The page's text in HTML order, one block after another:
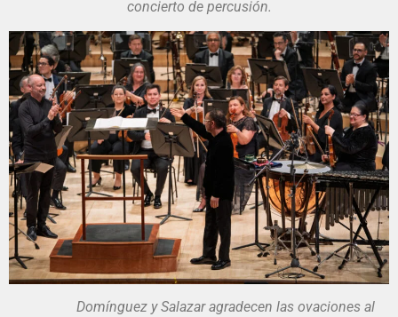
concierto de percusión.
Domínguez y Salazar agradecen las ovaciones al